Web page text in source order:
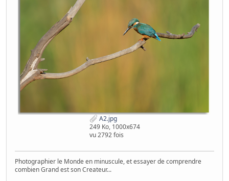
A2.jpg
249 Ko, 1000x674
vu 2792 fois
Photographier le Monde en minuscule, et essayer de comprendre
combien Grand est son Createur...